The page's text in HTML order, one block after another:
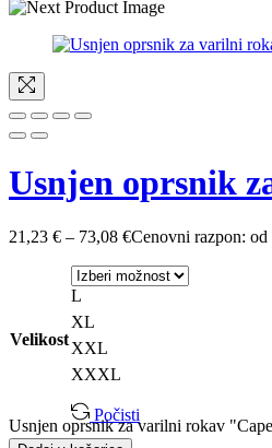
Usnjen oprsnik
21,23 € – 73,08 €Cenovni razpon:
Velikost
L
XL
XXL
XXXL
Počisti
Usnjen oprsnik za varilni rokav